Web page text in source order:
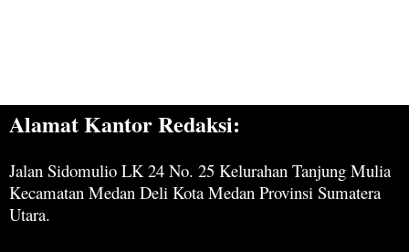
Alamat Kantor Redaksi:
Jalan Sidomulio LK 24 No. 25 Kelurahan Tanjung Mulia
Kecamatan Medan Deli Kota Medan Provinsi Sumatera
Utara.